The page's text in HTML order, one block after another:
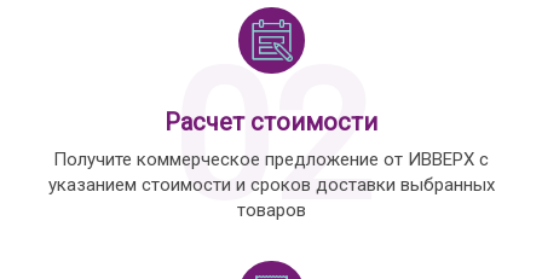
02
Расчет стоимости
Получите коммерческое предложение от ИВВЕРХ с
указанием стоимости и сроков доставки выбранных
товаров